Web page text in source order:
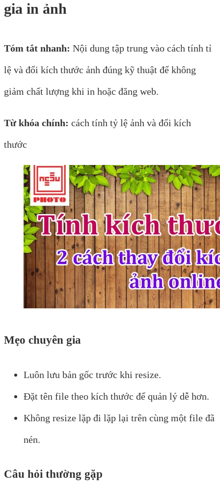
gia in ảnh
Tóm tắt nhanh: Nội dung tập trung vào cách tính tỉ
lệ và đổi kích thước ảnh đúng kỹ thuật để không
giảm chất lượng khi in hoặc đăng web.
Từ khóa chính: cách tính tỷ lệ ảnh và đổi kích
thước
Mẹo chuyên gia
Luôn lưu bản gốc trước khi resize.
Đặt tên file theo kích thước để quản lý dễ hơn.
Không resize lặp đi lặp lại trên cùng một file đã
nén.
Câu hỏi thường gặp